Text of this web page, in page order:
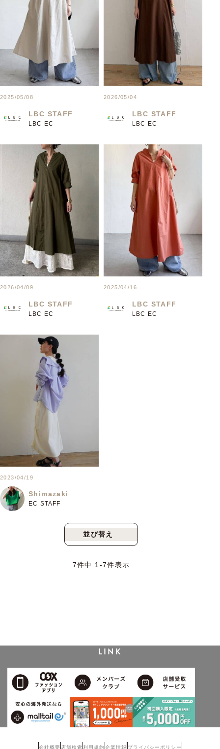
2025/05/08
LBC STAFF
LBC EC
2026/05/04
LBC STAFF
LBC EC
2026/04/09
LBC STAFF
LBC EC
2025/04/16
LBC STAFF
LBC EC
2023/04/19
Shimazaki
EC STAFF
並び替え
7件中 1 -7件表示
LINK
会社概要 店舗検索利用規約企業情報 プライバシーポリシー